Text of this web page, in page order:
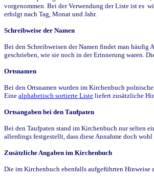
vorgenommen. Bei der Verwendung der Liste ist es
erfolgt nach Tag, Monat und Jahr.
Schreibweise der Namen
Bei den Schreibweisen der Namen findet man häufig
geschrieben, wie sie noch in der Erinnerung waren.
Ortsnamen
Bei den Ortsnamen wurden im Kirchenbuch
Eine alphabetisch sortierte Liste liefert zusätzliche
Ortsangaben bei den Taufpaten
Bei den Taufpaten stand im Kirchenbuch nur selten
allerdings festgestellt, dass diese Annahme doch
Zusätzliche Angaben im Kirchenbuch
Die im Kirchenbuch ebenfalls aufgeführten Hinweise